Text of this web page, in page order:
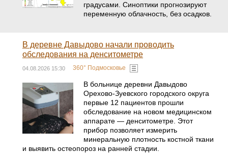
градусами. Синоптики прогнозируют
переменную облачность, без осадков.
В деревне Давыдово начали проводить
обследования на денситометре
04.08.2026 15:30 360° Подмосковье
В больнице деревни Давыдово
Орехово-Зуевского городского округа
первые 12 пациентов прошли
обследование на новом медицинском
аппарате — денситометре. Этот
прибор позволяет измерить
минеральную плотность костной ткани
и выявить остеопороз на ранней стадии.